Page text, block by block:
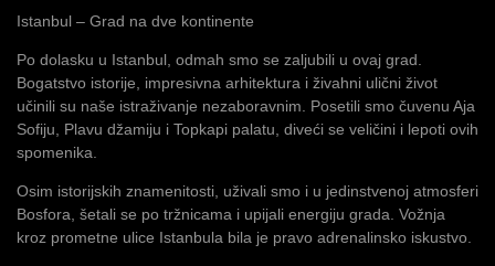
Istanbul – Grad na dve kontinente
Po dolasku u Istanbul, odmah smo se zaljubili u ovaj grad.
Bogatstvo istorije, impresivna arhitektura i živahni ulični život
učinili su naše istraživanje nezaboravnim. Posetili smo čuvenu Aja
Sofiju, Plavu džamiju i Topkapi palatu, diveći se veličini i lepoti ovih
spomenika.
Osim istorijskih znamenitosti, uživali smo i u jedinstvenoj atmosferi
Bosfora, šetali se po tržnicama i upijali energiju grada. Vožnja
kroz prometne ulice Istanbula bila je pravo adrenalinsko iskustvo.